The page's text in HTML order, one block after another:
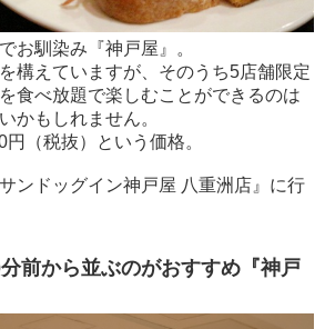
お馴染み『神戸屋』。
構えていますが、そのうち5店舗限定
食べ放題で楽しむことができるのは
かもしれません。
（税抜）という価格。
ンドッグイン神戸屋 八重洲店』に行
前から並ぶのがおすすめ『神戸